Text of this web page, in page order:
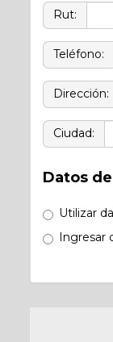
Rut:
Teléfono:
Dirección:
Ciudad:
Datos
Utilizar
Ingresar